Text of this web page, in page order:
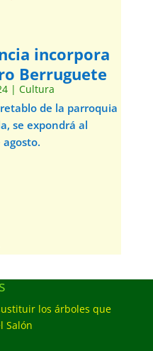
incorpora
Berruguete
| Cultura
de la parroquia
se expondrá al
los árboles que
Salón